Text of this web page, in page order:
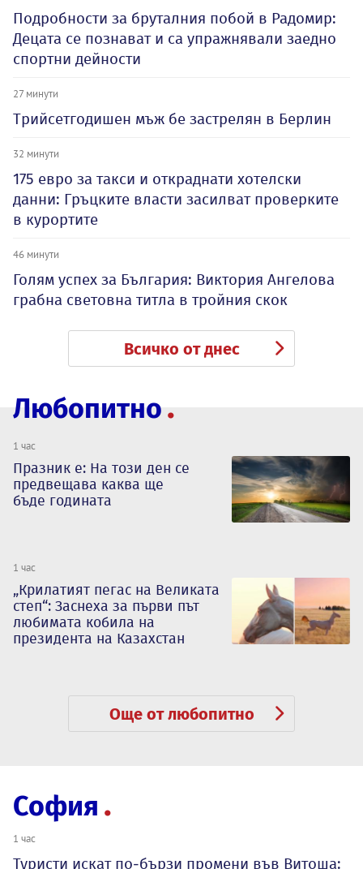
Подробности за бруталния побой в Радомир:
Децата се познават и са упражнявали заедно
спортни дейности
27 минути
Трийсетгодишен мъж бе застрелян в Берлин
32 минути
175 евро за такси и откраднати хотелски
данни: Гръцките власти засилват проверките
в курортите
46 минути
Голям успех за България: Виктория Ангелова
грабна световна титла в тройния скок
Всичко от днес
Любопитно
1 час
Празник е: На този ден се
предвещава каква ще
бъде годината
1 час
„Крилатият пегас на Великата
степ“: Заснеха за първи път
любимата кобила на
президента на Казахстан
Още от любопитно
София
1 час
Туристи искат по-бързи промени във Витоша: